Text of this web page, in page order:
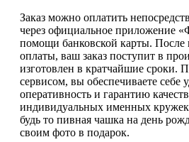
Заказ можно оплатить
через официальное приложение
помощи банковской карты. После
оплаты, ваш заказ поступит в
изготовлен в кратчайшие сроки.
сервисом, вы обеспечиваете себе
оперативность и гарантию
индивидуальных именных кружек
будь то пивная чашка на день
своим фото в подарок.